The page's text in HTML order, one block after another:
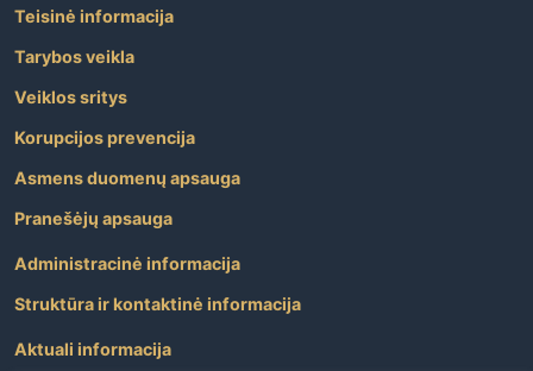
Teisinė informacija
Tarybos veikla
Veiklos sritys
Korupcijos prevencija
Asmens duomenų apsauga
Pranešėjų apsauga
Administracinė informacija
Struktūra ir kontaktinė informacija
Aktuali informacija